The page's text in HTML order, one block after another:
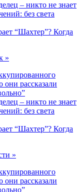
– никто не знает
без света
“Шахтер”? Когда
»
рассказали
– никто не знает
без света
“Шахтер”? Когда
»
рассказали